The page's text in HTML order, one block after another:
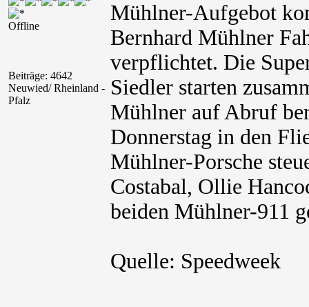
Offline
Beiträge: 4642
Neuwied/ Rheinland -
Pfalz
Mühlner-Aufgebot
Bernhard Mühlner
verpflichtet. Die
Siedler starten
Mühlner auf Abruf
Donnerstag in den
Mühlner-Porsche
Costabal, Ollie
beiden Mühlner-911
Quelle: Speedweek